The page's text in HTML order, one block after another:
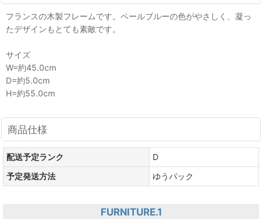
フランスの木製フレームです。ペールブルーの色がやさしく、凝っ
たデザインもとても素敵です。
サイズ
W=約45.0cm
D=約5.0cm
H=約55.0cm
商品仕様
配送予定ランク
D
予定発送方法
ゆうパック
FURNITURE.1